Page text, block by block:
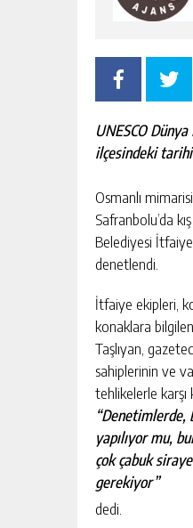
UNESCO
ilçesindeki
Osmanlı
Safranbolu’da
Belediyesi
denetlendi.
İtfaiye ekipleri,
konaklara
Taşlıyan,
sahiplerinin ve
tehlikelerle karşı
“Denetimlerde,
yapılıyor mu,
çok çabuk
gerekiyor”
dedi.